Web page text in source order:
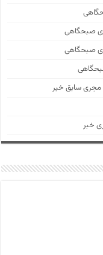
صبحگاهی
صبحگاهی
مجری سابق خبر
خبر